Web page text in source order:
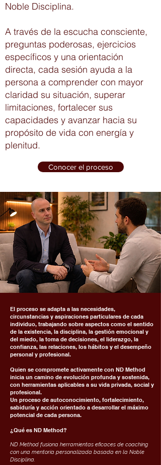
Noble Disciplina.
A través de la escucha consciente,
preguntas poderosas, ejercicios
específicos y una orientación
directa, cada sesión ayuda a la
persona a comprender con mayor
claridad su situación, superar
limitaciones, fortalecer sus
capacidades y avanzar hacia su
propósito de vida con energía y
plenitud.
Conocer el proceso
El proceso se adapta a las necesidades,
circunstancias y aspiraciones particulares de cada
individuo, trabajando sobre aspectos como el sentido
de la existencia, la disciplina, la gestión emocional y
del miedo, la toma de decisiones, el liderazgo, la
confianza, las relaciones, los hábitos y el desempeño
personal y profesional.
Quien se compromete activamente con ND Method
inicia un camino de evolución profunda y sostenida,
con herramientas aplicables a su vida privada, social y
profesional.
Un proceso de autoconocimiento, fortalecimiento,
sabiduría y acción orientado a desarrollar el máximo
potencial de cada persona.
¿Qué es ND Method?
ND Method fusiona herramientas eficaces de coaching
con una mentoría personalizada basada en la Noble
Disciplina.